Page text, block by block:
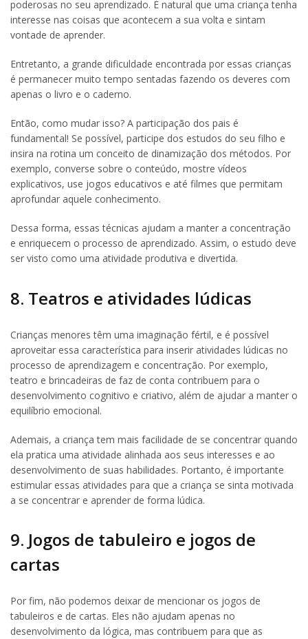
poderosas no seu aprendizado. É natural que uma criança tenha
interesse nas coisas que acontecem a sua volta e sintam
vontade de aprender.
Entretanto, a grande dificuldade encontrada por essas crianças
é permanecer muito tempo sentadas fazendo os deveres com
apenas o livro e o caderno.
Então, como mudar isso? A participação dos pais é
fundamental! Se possível, participe dos estudos do seu filho e
insira na rotina um conceito de dinamização dos métodos. Por
exemplo, converse sobre o conteúdo, mostre vídeos
explicativos, use jogos educativos e até filmes que permitam
aprofundar aquele conhecimento.
Dessa forma, essas técnicas ajudam a manter a concentração
e enriquecem o processo de aprendizado. Assim, o estudo deve
ser visto como uma atividade produtiva e divertida.
8. Teatros e atividades lúdicas
Crianças menores têm uma imaginação fértil, e é possível
aproveitar essa característica para inserir atividades lúdicas no
processo de aprendizagem e concentração. Por exemplo,
teatro e brincadeiras de faz de conta contribuem para o
desenvolvimento cognitivo e criativo, além de ajudar a manter o
equilíbrio emocional.
Ademais, a criança tem mais facilidade de se concentrar quando
ela pratica uma atividade alinhada aos seus interesses e ao
desenvolvimento de suas habilidades. Portanto, é importante
estimular essas atividades para que a criança se sinta motivada
a se concentrar e aprender de forma lúdica.
9. Jogos de tabuleiro e jogos de
cartas
Por fim, não podemos deixar de mencionar os jogos de
tabuleiros e de cartas. Eles não ajudam apenas no
desenvolvimento da lógica, mas contribuem para que as